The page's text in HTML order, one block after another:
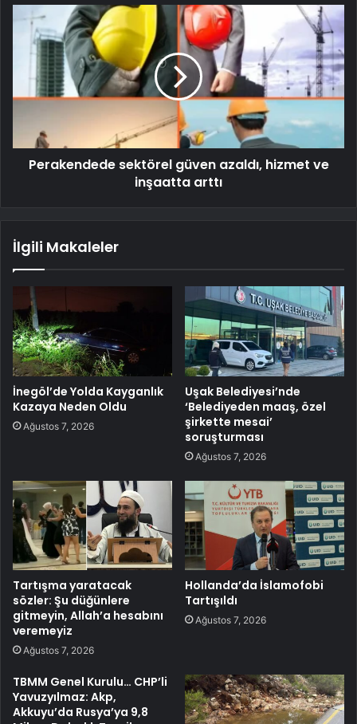
Perakendede sektörel güven azaldı, hizmet ve
inşaatta arttı
İlgili Makaleler
İnegöl’de Yolda Kayganlık
Kazaya Neden Oldu
Ağustos 7, 2026
Uşak Belediyesi’nde
‘Belediyeden maaş, özel
şirkette mesai’
soruşturması
Ağustos 7, 2026
Tartışma yaratacak
sözler: Şu düğünlere
gitmeyin, Allah’a hesabını
veremeyiz
Ağustos 7, 2026
Hollanda’da İslamofobi
Tartışıldı
Ağustos 7, 2026
TBMM Genel Kurulu… CHP’li
Yavuzyılmaz: Akp,
Akkuyu’da Rusya’ya 9,8